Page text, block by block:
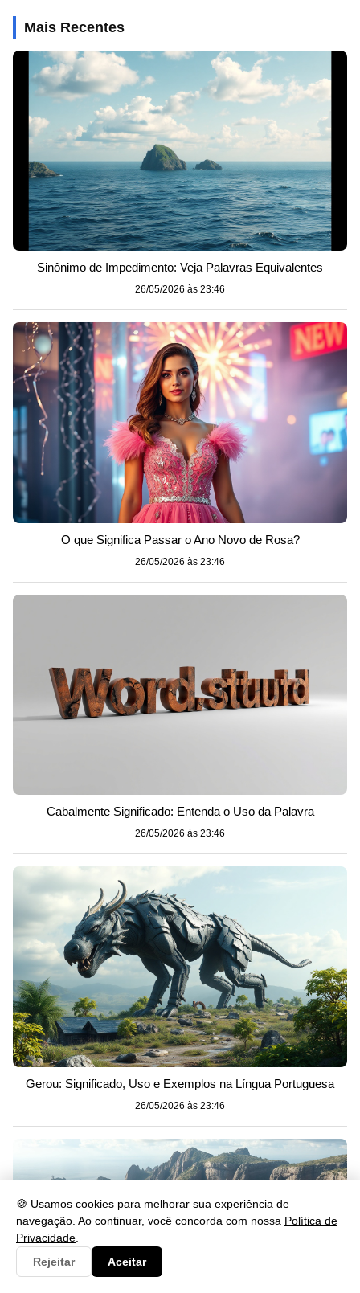
🍪 Usamos cookies para melhorar sua experiência de
navegação. Ao continuar, você concorda com nossa Política de
Privacidade
Rejeitar
Aceitar
Mais Recentes
Sinônimo de Impedimento: Veja Palavras Equivalentes
26/05/2026 às 23:46
O que Significa Passar o Ano Novo de Rosa?
26/05/2026 às 23:46
Cabalmente Significado: Entenda o Uso da Palavra
26/05/2026 às 23:46
Gerou: Significado, Uso e Exemplos na Língua Portuguesa
26/05/2026 às 23:46